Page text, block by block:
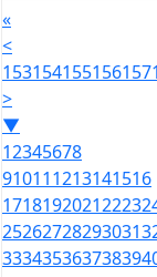
«
<
153154155156157
>
▼
12345678
910111213141516
17181920212223
25262728293031
33343536373839